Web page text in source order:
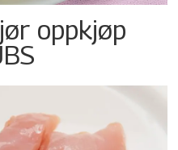
oppkjøp